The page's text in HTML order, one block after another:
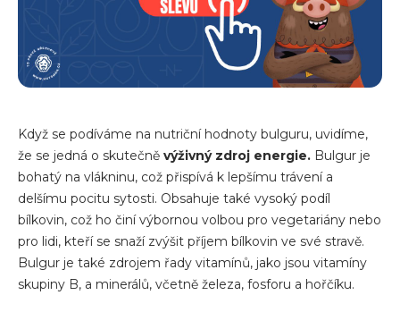
Když se podíváme na nutriční hodnoty bulguru, uvidíme,
že se jedná o skutečně výživný zdroj energie. Bulgur je
bohatý na vlákninu, což přispívá k lepšímu trávení a
delšímu pocitu sytosti. Obsahuje také vysoký podíl
bílkovin, což ho činí výbornou volbou pro vegetariány nebo
pro lidi, kteří se snaží zvýšit příjem bílkovin ve své stravě.
Bulgur je také zdrojem řady vitamínů, jako jsou vitamíny
skupiny B, a minerálů, včetně železa, fosforu a hořčíku.